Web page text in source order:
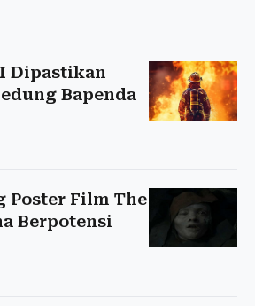
Dipastikan
Bapenda
Poster Film The
Berpotensi